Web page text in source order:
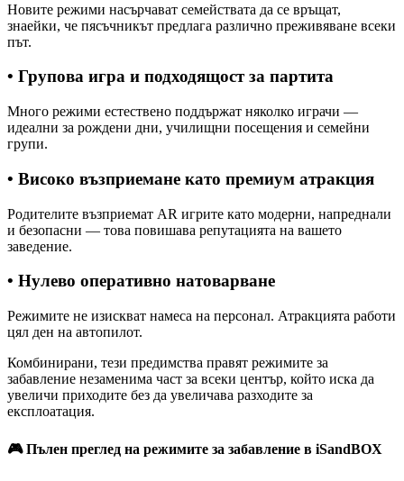
Новите режими насърчават семействата да се връщат,
знаейки, че пясъчникът предлага различно преживяване всеки
път.
• Групова игра и подходящост за партита
Много режими естествено поддържат няколко играчи —
идеални за рождени дни, училищни посещения и семейни
групи.
• Високо възприемане като премиум атракция
Родителите възприемат AR игрите като модерни, напреднали
и безопасни — това повишава репутацията на вашето
заведение.
• Нулево оперативно натоварване
Режимите не изискват намеса на персонал. Атракцията работи
цял ден на автопилот.
Комбинирани, тези предимства правят режимите за
забавление незаменима част за всеки център, който иска да
увеличи приходите без да увеличава разходите за
експлоатация.
🎮Пълен преглед на режимите за забавление в iSandBOX